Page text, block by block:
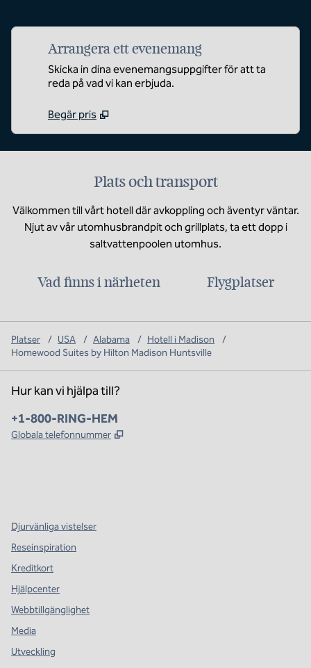
Arrangera ett evenemang
Skicka in dina evenemangsuppgifter för att ta
reda på vad vi kan erbjuda.
Begär pris
Plats och transport
Välkommen till vårt hotell där avkoppling och äventyr väntar.
Njut av vår utomhusbrandpit och grillplats, ta ett dopp i
saltvattenpoolen utomhus.
Vad finns i närheten Flygplatser
Platser / USA / Alabama / Hotell i Madison
/
Homewood Suites by Hilton Madison Huntsville
Hur kan vi hjälpa till?
Telefon:
+1-800-RING-HEM
Globala telefonnummer ,
Djurvänliga vistelser
Reseinspiration
Kreditkort
Hjälpcenter
Webbtillgänglighet
Media
Utveckling